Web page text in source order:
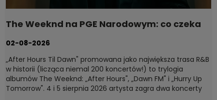
The Weeknd na PGE Narodowym: co czeka
02-08-2026
„After Hours Til Dawn" promowana jako największa trasa R&B
w historii (licząca niemal 200 koncertów!) to trylogia
albumów The Weeknd: „After Hours", „Dawn FM" i „Hurry Up
Tomorrow". 4 i 5 sierpnia 2026 artysta zagra dwa koncerty